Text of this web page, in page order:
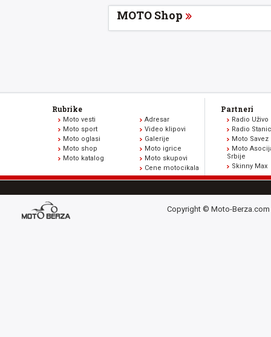
MOTO Shop
Rubrike
Moto vesti
Moto sport
Moto oglasi
Moto shop
Moto katalog
Adresar
Video klipovi
Galerije
Moto igrice
Moto skupovi
Cene motocikala
Partneri
Radio Uživo
Radio
Moto Savez
Moto
Srbije
Skinny Max
Copyright © Moto-Berza.com